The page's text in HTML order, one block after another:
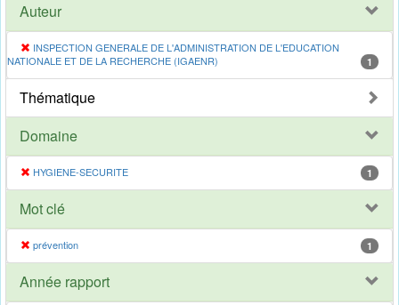
Auteur
INSPECTION GENERALE DE L'ADMINISTRATION DE L'EDUCATION
NATIONALE ET DE LA RECHERCHE (IGAENR)
1
Thématique
Domaine
HYGIENE-SECURITE 1
Mot clé
prévention 1
Année rapport